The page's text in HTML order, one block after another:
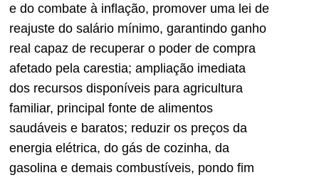
e do combate à inflação, promover uma lei de
reajuste do salário mínimo, garantindo ganho
real capaz de recuperar o poder de compra
afetado pela carestia; ampliação imediata
dos recursos disponíveis para agricultura
familiar, principal fonte de alimentos
saudáveis e baratos; reduzir os preços da
energia elétrica, do gás de cozinha, da
gasolina e demais combustíveis, pondo fim